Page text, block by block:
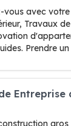
vous avec
Travaux
Prendre
Entreprise